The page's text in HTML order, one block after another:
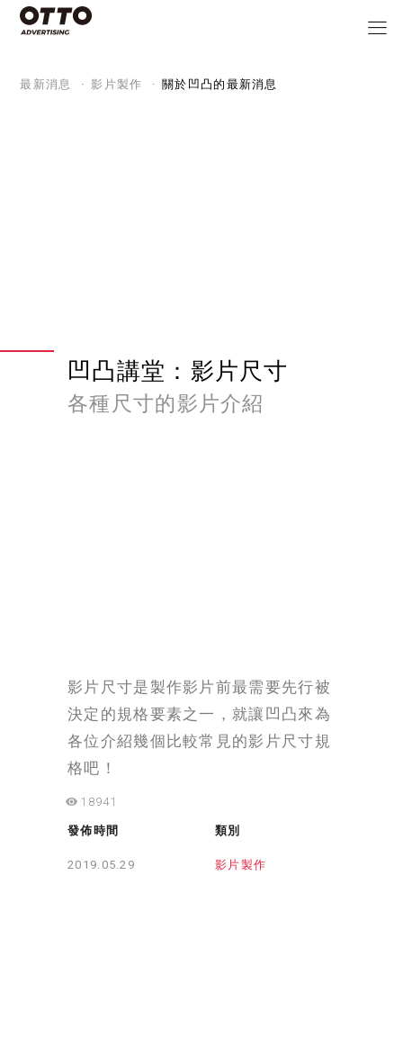
最新消息 影片製作 關於凹凸的最新消息
凹凸講堂：影片尺寸
各種尺寸的影片介紹
影片尺寸是製作影片前最需要先行被
決定的規格要素之一，就讓凹凸來為
各位介紹幾個比較常見的影片尺寸規
格吧！
18941
發佈時間 類別
影片製作